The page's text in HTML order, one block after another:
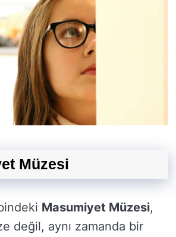
Müzesi
Masumiyet Müzesi,
değil, aynı zamanda bir